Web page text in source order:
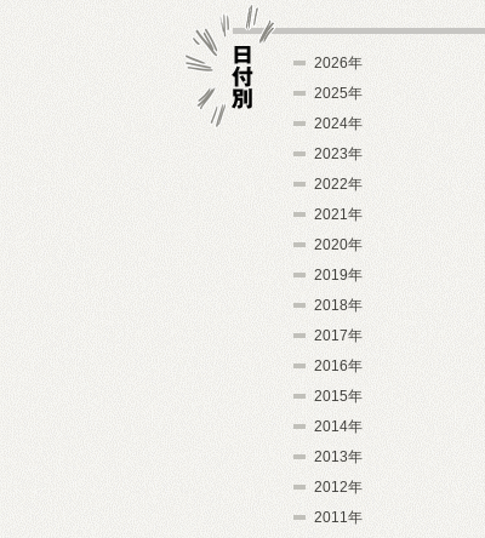
2026年
2025年
2024年
2023年
2022年
2021年
2020年
2019年
2018年
2017年
2016年
2015年
2014年
2013年
2012年
2011年